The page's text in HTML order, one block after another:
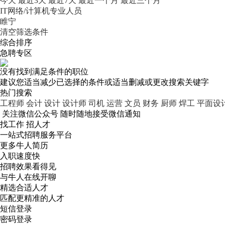
IT网络/计算机专业人员
睢宁
清空筛选条件
综合排序
急聘专区
没有找到满足条件的职位
建议您适当减少已选择的条件或适当删减或更改搜索关键字
热门搜索
工程师 会计 设计 设计师 司机 运营 文员 财务 厨师 焊工 平面设
关注微信公众号 随时随地接受微信通知
找工作 招人才
一站式招聘服务平台
更多牛人简历
入职速度快
招聘效果看得见
与牛人在线开聊
精选合适人才
匹配更精准的人才
短信登录
密码登录